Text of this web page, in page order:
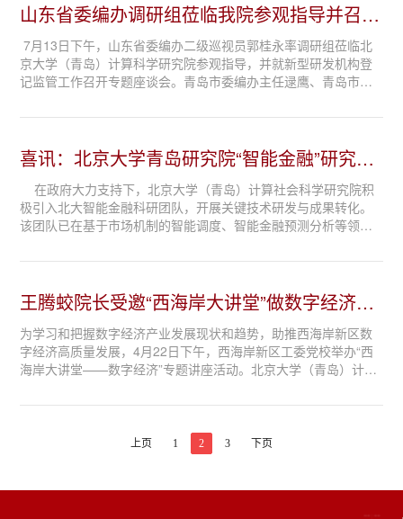
山东省委编办调研组莅临我院参观指导并召开
新型研发机构...
7月13日下午，山东省委编办二级巡视员郭桂永率调研组莅临北
京大学（青岛）计算科学研究院参观指导，并就新型研发机构登
记监管工作召开专题座谈会。青岛市委编办主任逯鹰、青岛市科
相关人员陪同调研并出席会议。 调研...
喜讯：北京大学青岛研究院“智能金融”研究取
得突破进展！
在政府大力支持下，北京大学（青岛）计算社会科学研究院积
极引入北大智能金融科研团队，开展关键技术研发与成果转化。
该团队已在基于市场机制的智能调度、智能金融预测分析等领域
一作者的论文，被全球人工智能...
王腾蛟院长受邀“西海岸大讲堂”做数字经济专
题讲座
为学习和把握数字经济产业发展现状和趋势，助推西海岸新区数
字经济高质量发展，4月22日下午，西海岸新区工委党校举办“西
海岸大讲堂——数字经济”专题讲座活动。北京大学（青岛）计算
字经济提质升级的新机遇”专题...
上页 1 2 3 下页